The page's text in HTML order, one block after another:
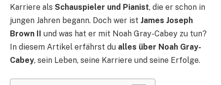
Karriere als Schauspieler und Pianist, die er schon in
jungen Jahren begann. Doch wer ist James Joseph
Brown II und was hat er mit Noah Gray-Cabey zu tun?
In diesem Artikel erfährst du alles über Noah Gray-
Cabey, sein Leben, seine Karriere und seine Erfolge.